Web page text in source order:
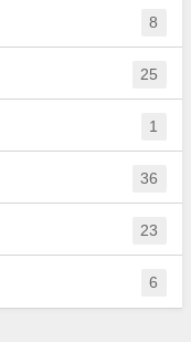
8
25
1
36
23
6